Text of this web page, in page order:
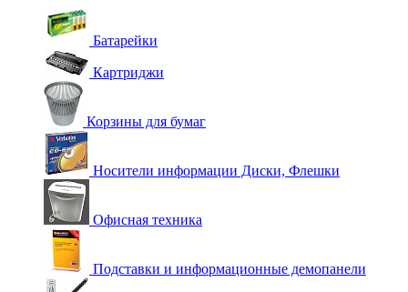
Батарейки
Картриджи
Корзины для бумаг
Носители информации Диски, Флешки
Офисная техника
Подставки и информационные демопанели